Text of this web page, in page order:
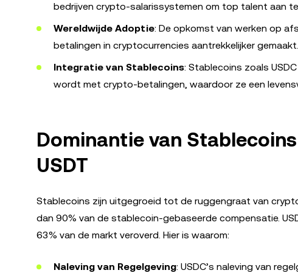
bedrijven crypto-salarissystemen om top talent aan
Wereldwijde Adoptie: De opkomst van werken op
betalingen in cryptocurrencies aantrekkelijker gemaakt.
Integratie van Stablecoins: Stablecoins zoals
wordt met crypto-betalingen, waardoor ze een
Dominantie van
USDT
Stablecoins zijn uitgegroeid tot de ruggengraat van
dan 90% van de stablecoin-gebaseerde compensatie.
63% van de markt veroverd. Hier is waarom:
Naleving van Regelgeving: USDC’s naleving van